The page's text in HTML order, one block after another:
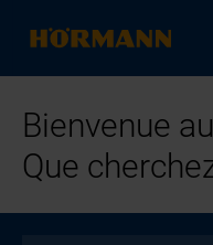
Bienvenue
Que